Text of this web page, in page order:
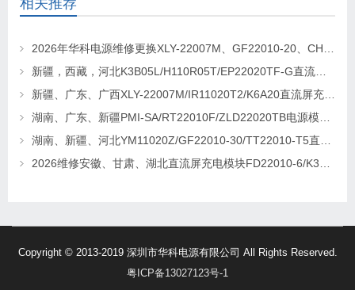
相关推荐
2026年华科电源维修更换XLY-22007M、GF22010-20、CHR-22020直流屏充电模块
新疆，西藏，河北K3B05L/H110R05T/EP22020TF-G直流屏充电模块维修更换
新疆、广东、广西XLY-22007M/IR11020T2/K6A20直流屏充电模块维修更换
湖南、广东、新疆PMI-SA/RT22010F/ZLD22020TB电源模块维修更换
湖南、新疆、河北YM11020Z/GF22010-30/TT22010-T5直流屏充电模块维修更换
2026维修安徽、甘肃、湖北直流屏充电模块FD22010-6/K3B20L/GF22010-10
Copyright © 2013-2019 深圳市华科电源有限公司 All Rights Reserved.
粤ICP备13027123号-1